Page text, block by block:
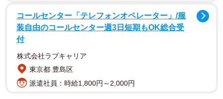
コールセンター「テレフォンオペレーター」/服
装自由のコールセンター週3日短期もOK総合受
付
株式会社ラブキャリア
東京都 豊島区
派遣社員：時給1,800円～2,000円